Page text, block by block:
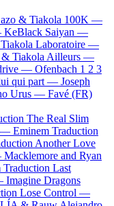
& Tiakola 100K —
KeBlack Saiyan —
Tiakola Laboratoire —
Tiakola Ailleurs —
— Ofenbach 1 2 3
qui part — Joseph
Urus — Favé (FR)
The Real Slim
— Eminem Traduction
Another Love
Macklemore and Ryan
Traduction Last
Imagine Dragons
Lose Control —